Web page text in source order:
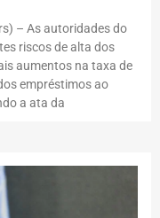
– As autoridades do
riscos de alta dos
aumentos na taxa de
empréstimos ao
a ata da